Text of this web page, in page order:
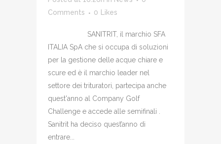
Comments
0 Likes
SANITRIT, il marchio SFA
ITALIA SpA che si occupa di soluzioni
per la gestione delle acque chiare e
scure ed è il marchio leader nel
settore dei trituratori, partecipa anche
quest'anno al Company Golf
Challenge e accede alle semifinali .
Sanitrit ha deciso quest’anno di
entrare...